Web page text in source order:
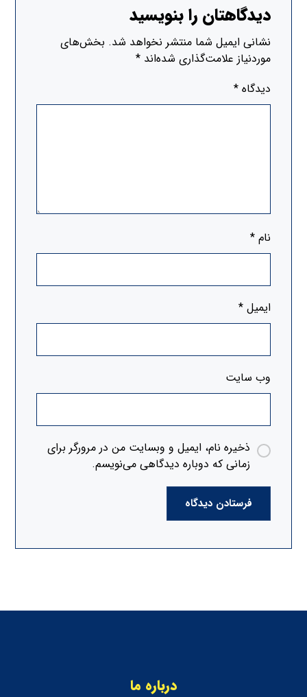
دیدگاهتان را بنویسید
نشانی ایمیل شما منتشر نخواهد شد. بخش‌های
موردنیاز علامت‌گذاری شده‌اند*
دیدگاه*
نام*
ایمیل*
وب‌ سایت
ذخیره نام، ایمیل و وبسایت من در مرورگر برای
زمانی که دوباره دیدگاهی می‌نویسم.
فرستادن دیدگاه
درباره ما